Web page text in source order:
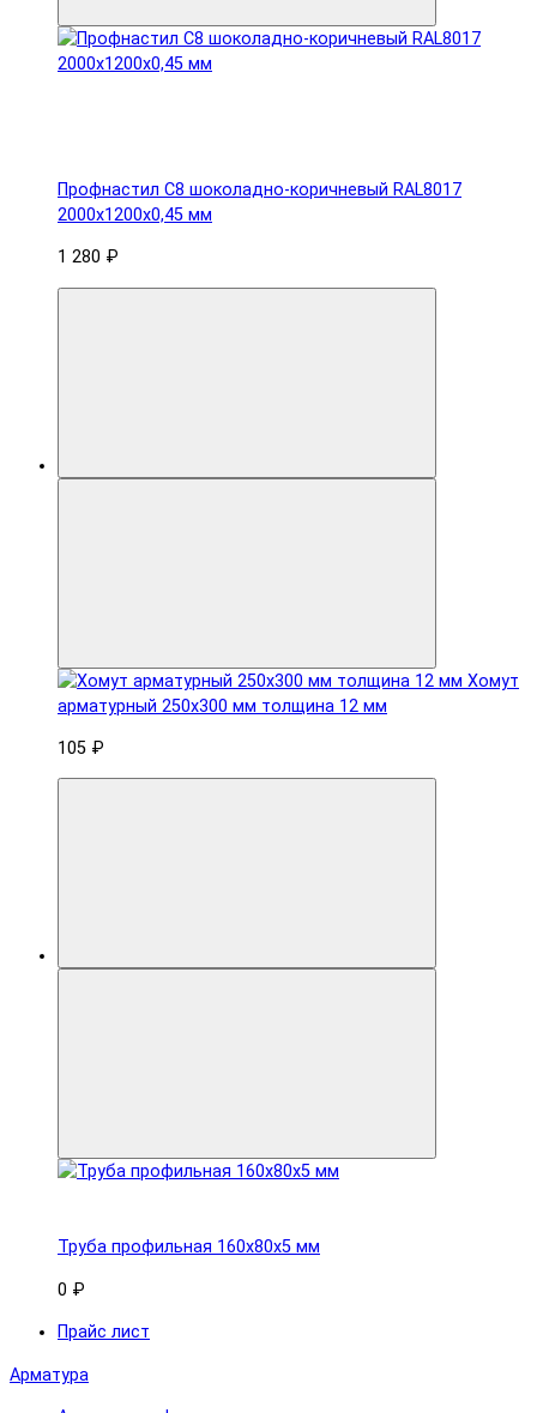
Профнастил С8 шоколадно-коричневый RAL8017
2000х1200х0,45 мм
1 280 ₽
Хомут
арматурный 250x300 мм толщина 12 мм
105 ₽
Труба профильная 160x80х5 мм
0 ₽
Прайс лист
Арматура